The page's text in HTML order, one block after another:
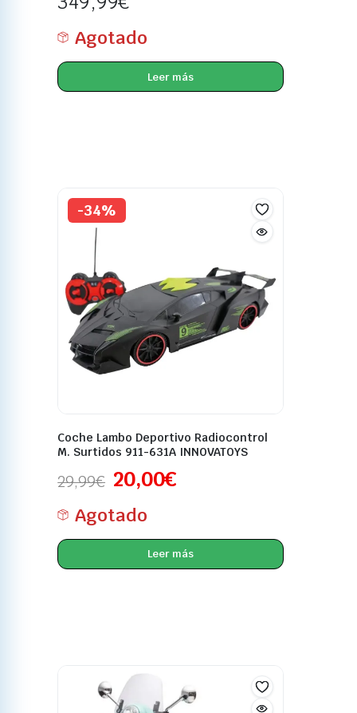
Agotado
Leer más
-34%
Coche Lambo Deportivo Radiocontrol
M. Surtidos 911-631A INNOVATOYS
29,99€ 20,00€
Agotado
Leer más